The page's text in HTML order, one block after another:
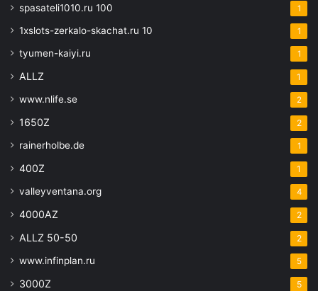
spasateli1010.ru 100 1
1xslots-zerkalo-skachat.ru 10 1
tyumen-kaiyi.ru 1
ALLZ 1
www.nlife.se 2
1650Z 2
rainerholbe.de 1
400Z 1
valleyventana.org 4
4000AZ 2
ALLZ 50-50 2
www.infinplan.ru 5
3000Z 5